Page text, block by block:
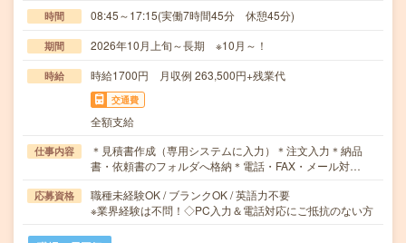
時間 08:45～17:15(実働7時間45分 休憩45分)
期間 2026年10月上旬～長期 ※10月～！
時給 時給1700円 月収例 263,500円+残業代
交通費
全額支給
仕事内容
＊見積書作成（専用システムに入力）＊注文入力＊納品
書・依頼書のフォルダへ格納＊電話・FAX・メール対…
応募資格
職種未経験OK / ブランクOK / 英語力不要
※業界経験は不問！◇PC入力＆電話対応にご抵抗のない方